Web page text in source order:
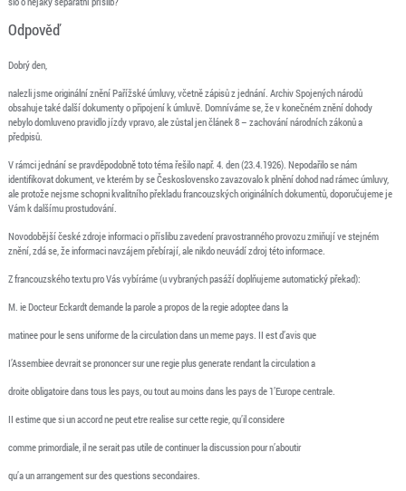
Odpověď
Dobrý den,
nalezli jsme originální znění Pařížské úmluvy, včetně zápisů z jednání. Archiv Spojených národů
obsahuje také další dokumenty o připojení k úmluvě. Domníváme se, že v konečném znění dohody
nebylo domluveno pravidlo jízdy vpravo, ale zůstal jen článek 8 – zachování národních zákonů a
předpisů.
V rámci jednání se pravděpodobně toto téma řešilo např. 4. den (23.4.1926). Nepodařilo se nám
identifikovat dokument, ve kterém by se Československo zavazovalo k plnění dohod nad rámec úmluvy,
ale protože nejsme schopni kvalitního překladu francouzských originálních dokumentů, doporučujeme je
Vám k dalšímu prostudování.
Novodobější české zdroje informaci o příslibu zavedení pravostranného provozu zmiňují ve stejném
znění, zdá se, že informaci navzájem přebírají, ale nikdo neuvádí zdroj této informace.
Z francouzského textu pro Vás vybíráme (u vybraných pasáží doplňujeme automatický překad):
M. ie Docteur Eckardt demande la parole a propos de la regie adoptee dans la
matinee pour le sens uniforme de la circulation dans un meme pays. II est d’avis que
I’Assembiee devrait se prononcer sur une regie plus generate rendant la circulation a
droite obligatoire dans tous les pays, ou tout au moins dans les pays de 1’Europe centrale.
II estime que si un accord ne peut etre realise sur cette regie, qu’il considere
comme primordiale, il ne serait pas utile de continuer la discussion pour n’aboutir
qu’a un arrangement sur des questions secondaires.